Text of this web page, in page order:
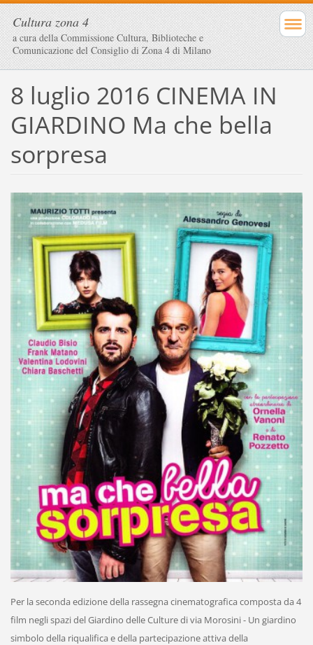
Cultura zona 4
a cura della Commissione Cultura, Biblioteche e
Comunicazione del Consiglio di Zona 4 di Milano
8 luglio 2016 CINEMA IN
GIARDINO Ma che bella
sorpresa
Per la seconda edizione della rassegna cinematografica composta da 4
film negli spazi del Giardino delle Culture di via Morosini - Un giardino
simbolo della riqualifica e della partecipazione attiva della